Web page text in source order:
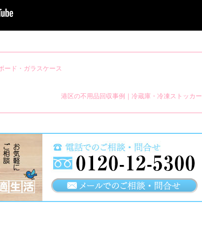
ード・ガラスケース
港区の不用品回収事例｜冷蔵庫・冷凍ストッカー